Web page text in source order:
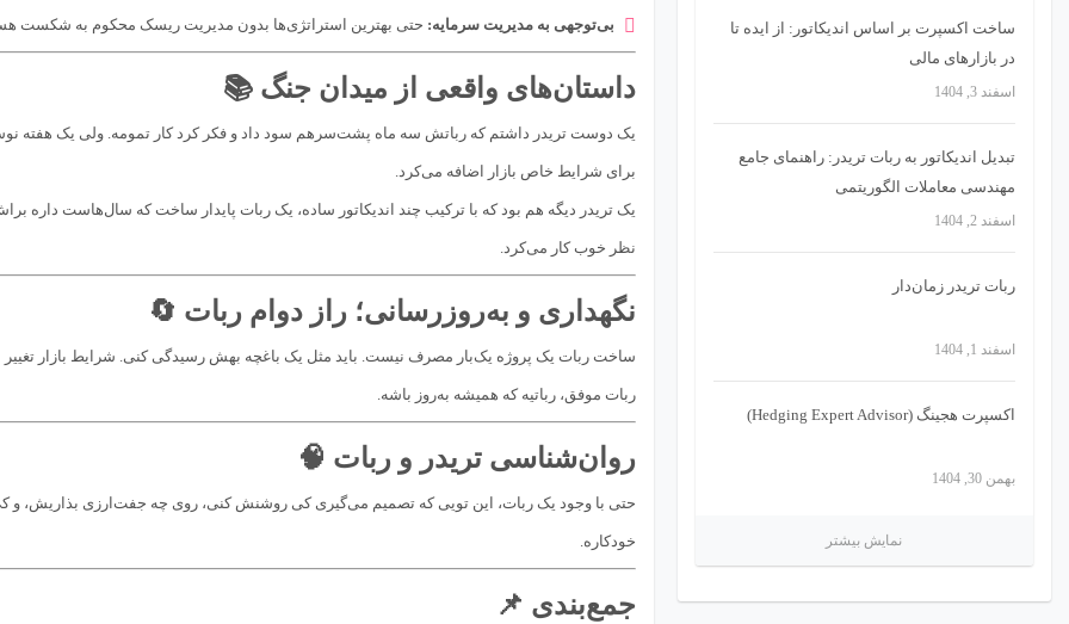
ساخت اکسپرت بر اساس اندیکاتور: از ایده تا
در بازارهای مالی
اسفند 3, 1404
تبدیل اندیکاتور به ربات تریدر: راهنمای جامع
مهندسی معاملات الگوریتمی
اسفند 2, 1404
ربات تریدر زمان‌دار
اسفند 1, 1404
اکسپرت هجینگ (Hedging Expert Advisor)
بهمن 30, 1404
نمایش بیشتر
بی‌توجهی به مدیریت سرمایه: حتی بهترین استراتژی‌ها بدون مدیریت ریسک محکوم به شکست
داستان‌های واقعی از میدان جنگ 📚
یک دوست تریدر داشتم که رباتش سه ماه پشت‌سرهم سود داد و فکر کرد کار تمومه. ولی یک هفته
برای شرایط خاص بازار اضافه می‌کرد.
یک تریدر دیگه هم بود که با ترکیب چند اندیکاتور ساده، یک ربات پایدار ساخت که سال‌هاست داره
نظر خوب کار می‌کرد.
نگهداری و به‌روزرسانی؛ راز دوام ربات 🔄
ساخت ربات یک پروژه یک‌بار مصرف نیست. باید مثل یک باغچه بهش رسیدگی کنی. شرایط بازار
ربات موفق، رباتیه که همیشه به‌روز باشه.
روان‌شناسی تریدر و ربات 🧠
حتی با وجود یک ربات، این تویی که تصمیم می‌گیری کی روشنش کنی، روی چه جفت‌ارزی بذاریش،
خودکاره.
جمع‌بندی 📌